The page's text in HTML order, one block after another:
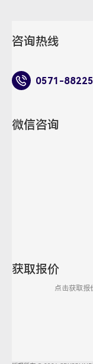
咨询热线
0571-
微信咨询
获取报价
点击获取报